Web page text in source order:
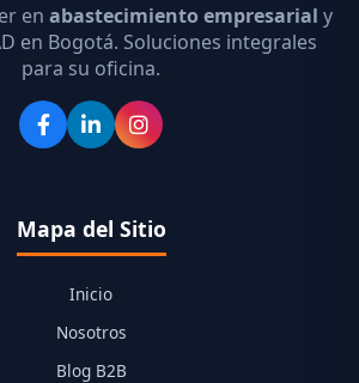
en abastecimiento empresarial y
en Bogotá. Soluciones integrales
para su oficina.
Mapa del Sitio
Inicio
Nosotros
Blog B2B